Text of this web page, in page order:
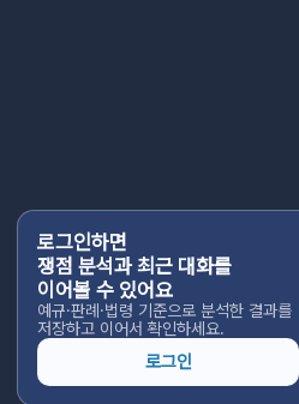
로그인하면
쟁점 분석과 최근 대화를
이어볼 수 있어요
예규·판례·법령 기준으로 분석한 결과를
저장하고 이어서 확인하세요.
로그인